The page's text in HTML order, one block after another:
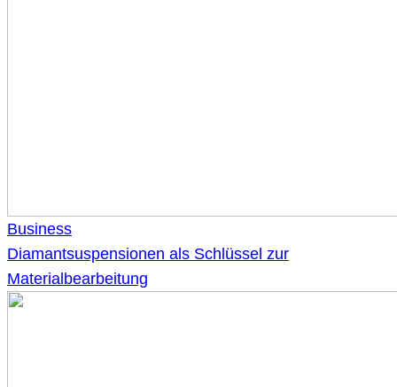
Business
Diamantsuspensionen als Schlüssel zur
Materialbearbeitung